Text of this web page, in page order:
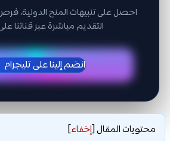
احصل على تنبيهات المنح الدولية،
التقديم مباشرة عبر قناتنا
انضم إلينا على تليجرام
محتويات المقال[إخفاء]